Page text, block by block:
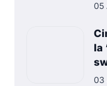
05
la
03